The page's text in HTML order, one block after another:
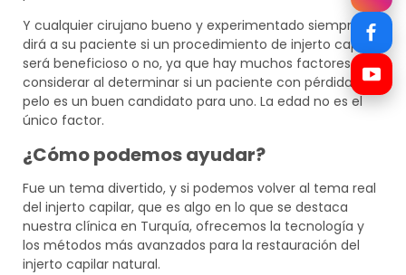
Y cualquier cirujano bueno y experimentado siempre le
dirá a su paciente si un procedimiento de injerto capilar
será beneficioso o no, ya que hay muchos factores a
considerar al determinar si un paciente con pérdida de
pelo es un buen candidato para uno. La edad no es el
único factor.
¿Cómo podemos ayudar?
Fue un tema divertido, y si podemos volver al tema real
del injerto capilar, que es algo en lo que se destaca
nuestra clínica en Turquía, ofrecemos la tecnología y
los métodos más avanzados para la restauración del
injerto capilar natural.